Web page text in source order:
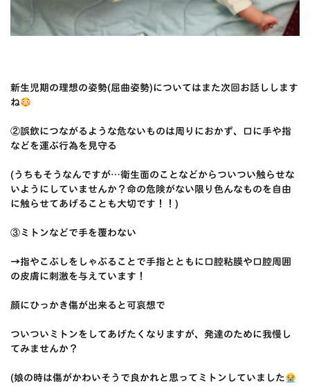
新生児期の理想の姿勢(屈曲姿勢)についてはまた次回お話しします
ね
②誤飲につながるような危ないものは周りにおかず、口に手や指
などを運ぶ行為を見守る
(うちもそうなんですが…衛生面のことなどからついつい触らせな
いようにしていませんか？命の危険がない限り色んなものを自由
に触らせてあげることも大切です！！)
③ミトンなどで手を覆わない
→指やこぶしをしゃぶることで手指とともに口腔粘膜や口腔周囲
の皮膚に刺激を与えています！
顔にひっかき傷が出来ると可哀想で
ついついミトンをしてあげたくなりますが、発達のために我慢し
てみませんか？
(娘の時は傷がかわいそうで良かれと思ってミトンしていました